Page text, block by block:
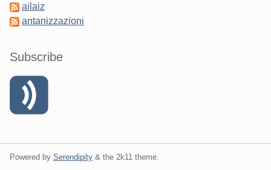
ailaiz
antanizzazioni
Subscribe
Powered by Serendipity & the 2k11 theme.